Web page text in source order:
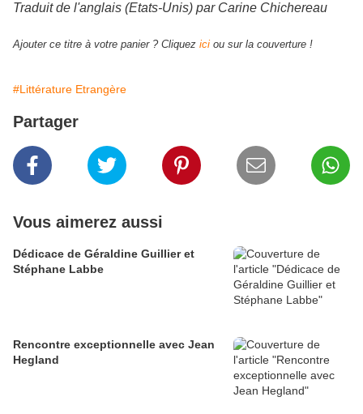
Traduit de l'anglais (Etats-Unis) par Carine Chichereau
Ajouter ce titre à votre panier ? Cliquez ici ou sur la couverture !
#Littérature Etrangère
Partager
Vous aimerez aussi
Dédicace de Géraldine Guillier et
Stéphane Labbe
Rencontre exceptionnelle avec Jean
Hegland